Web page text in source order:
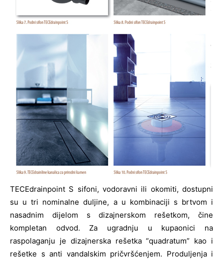
TECEdrainpoint S sifoni, vodoravni ili okomiti, dostupni
su u tri nominalne duljine, a u kombinaciji s brtvom i
nasadnim dijelom s dizajnerskom rešetkom, čine
kompletan odvod. Za ugradnju u kupaonici na
raspolaganju je dizajnerska rešetka “quadratum” kao i
rešetke s anti vandalskim pričvršćenjem. Produljenja i